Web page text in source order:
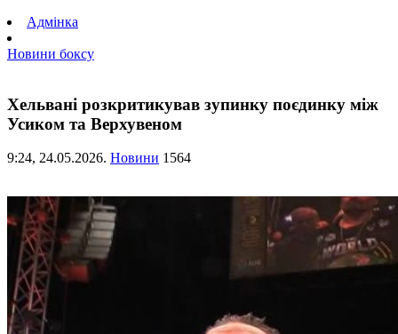
Адмінка
Новини боксу
Хельвані розкритикував зупинку поєдинку між
Усиком та Верхувеном
9:24, 24.05.2026. Новини 1564